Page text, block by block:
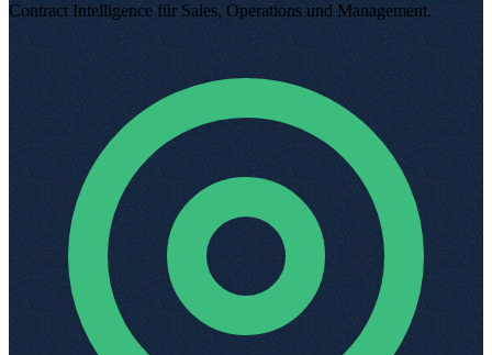
Contract Intelligence für Sales, Operations und Management.